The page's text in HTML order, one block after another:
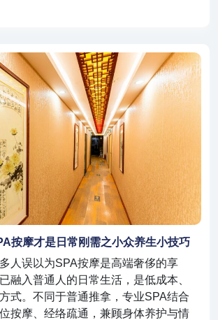
按摩才是日常刚需之小众养生小技巧
人误以为SPA按摩是高端奢侈的享
融入普通人的日常生活，是低成本、
式。不同于普通推拿，专业SPA结合
按摩、经络疏通，兼顾身体养护与情